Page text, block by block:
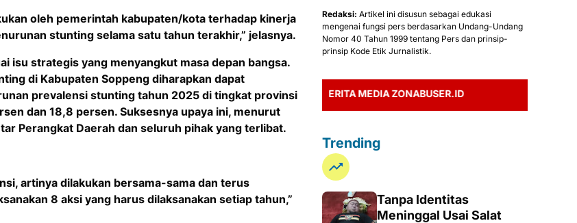
oleh pemerintah kabupaten/kota terhadap kinerja
stunting selama satu tahun terakhir,” jelasnya.
isu strategis yang menyangkut masa depan bangsa.
di Kabupaten Soppeng diharapkan dapat
prevalensi stunting tahun 2025 di tingkat provinsi
dan 18,8 persen. Suksesnya upaya ini, menurut
Perangkat Daerah dan seluruh pihak yang terlibat.
artinya dilakukan bersama-sama dan terus
8 aksi yang harus dilaksanakan setiap tahun,”
Redaksi: Artikel ini disusun sebagai edukasi
mengenai fungsi pers berdasarkan Undang-Undang
Nomor 40 Tahun 1999 tentang Pers dan prinsip-
prinsip Kode Etik Jurnalistik.
TERIMA KASIH TELAH MEMBACA BERITA MEDIA ZONABUSER.ID
Trending
Tanpa Identitas
Meninggal Usai Salat